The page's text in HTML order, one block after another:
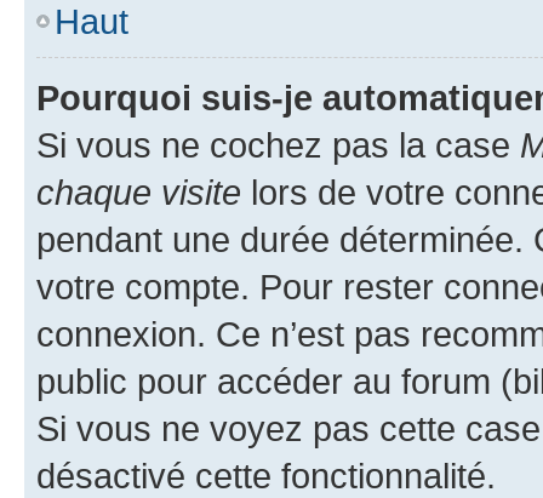
Haut
Pourquoi suis-je
Si vous ne cochez pas la case
chaque visite lors de votre
pendant une durée déterminée.
votre compte. Pour rester
connexion. Ce n’est pas
public pour accéder au forum
Si vous ne voyez pas cette
désactivé cette fonctionnalité.